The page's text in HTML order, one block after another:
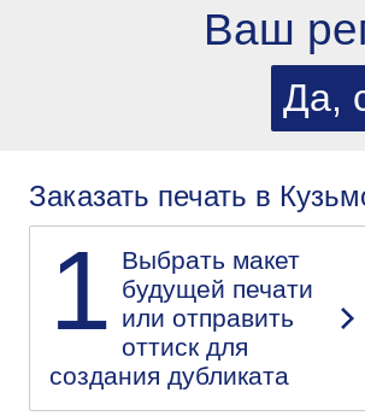
Ваш
Заказать печать в
1 Выбрать макет
будущей печати
или отправить
оттиск для
создания дубликата